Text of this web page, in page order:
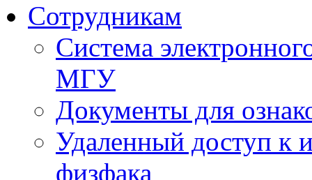
Сотрудникам
Система
МГУ
Документы для
Удаленный доступ к
физфака